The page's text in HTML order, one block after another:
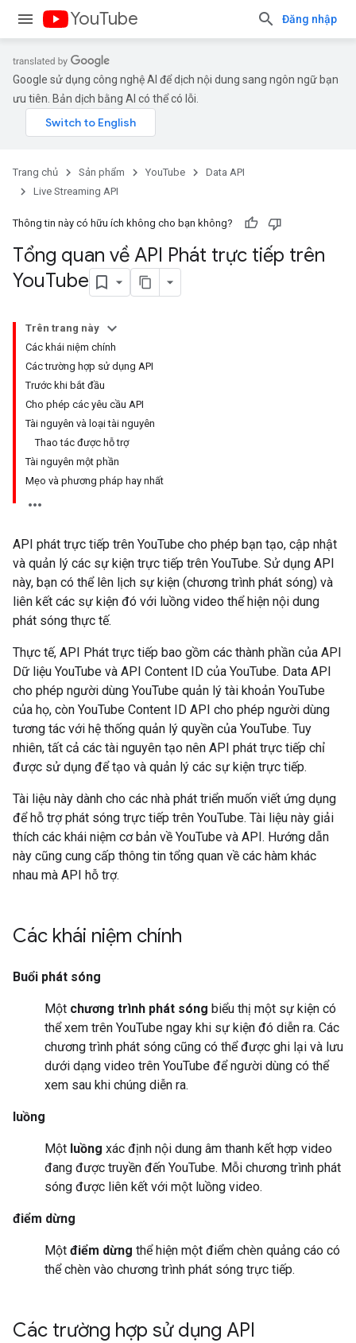
YouTube Đăng nhập
Google sử dụng công nghệ AI để dịch nội dung sang ngôn ngữ bạn
ưu tiên. Bản dịch bằng AI có thể có lỗi.
Trang chủ Sản phẩm YouTube
Data API
Live Streaming API
Thông tin này có hữu ích không cho bạn không?
Tổng quan về API Phát trực tiếp trên
YouTube
Trên trang này
Các khái niệm chính
Các trường hợp sử dụng API
Trước khi bắt đầu
Cho phép các yêu cầu API
Tài nguyên và loại tài nguyên
Thao tác được hỗ trợ
Tài nguyên một phần
Mẹo và phương pháp hay nhất
API phát trực tiếp trên YouTube cho phép bạn tạo, cập nhật
và quản lý các sự kiện trực tiếp trên YouTube. Sử dụng API
này, bạn có thể lên lịch sự kiện (chương trình phát sóng) và
liên kết các sự kiện đó với luồng video thể hiện nội dung
phát sóng thực tế.
Thực tế, API Phát trực tiếp bao gồm các thành phần của API
Dữ liệu YouTube và API Content ID của YouTube. Data API
cho phép người dùng YouTube quản lý tài khoản YouTube
của họ, còn YouTube Content ID API cho phép người dùng
tương tác với hệ thống quản lý quyền của YouTube. Tuy
nhiên, tất cả các tài nguyên tạo nên API phát trực tiếp chỉ
được sử dụng để tạo và quản lý các sự kiện trực tiếp.
Tài liệu này dành cho các nhà phát triển muốn viết ứng dụng
để hỗ trợ phát sóng trực tiếp trên YouTube. Tài liệu này giải
thích các khái niệm cơ bản về YouTube và API. Hướng dẫn
này cũng cung cấp thông tin tổng quan về các hàm khác
nhau mà API hỗ trợ.
Các khái niệm chính
Buổi phát sóng
Một chương trình phát sóng biểu thị một sự kiện có
thể xem trên YouTube ngay khi sự kiện đó diễn ra. Các
chương trình phát sóng cũng có thể được ghi lại và lưu
dưới dạng video trên YouTube để người dùng có thể
xem sau khi chúng diễn ra.
luồng
Một luồng xác định nội dung âm thanh kết hợp video
đang được truyền đến YouTube. Mỗi chương trình phát
sóng được liên kết với một luồng video.
điểm dừng
Một điểm dừng thể hiện một điểm chèn quảng cáo có
thể chèn vào chương trình phát sóng trực tiếp.
Các trường hợp sử dụng API